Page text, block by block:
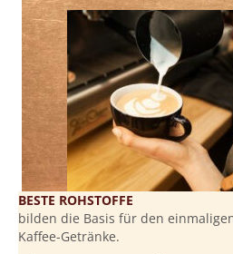
BESTE ROHSTOFFE
bilden die Basis für den
Kaffee-Getränke.